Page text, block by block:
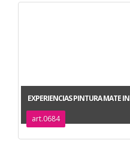
EXPERIENCIAS PINTURA MATE
art.0684